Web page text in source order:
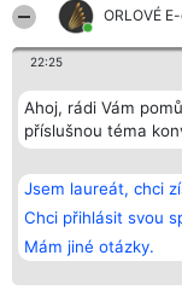
ORLOVÉ
22:25
Ahoj, rádi Vám
příslušnou téma
Jsem laureát, chci
Chci přihlásit svou
Mám jiné otázky.
Bright Side Solutions sp. z o.
o. sp. k.
ul. Ruska 22
Wrocław 50-079
KRS 0000749100 | Regon
381313360 | NIP